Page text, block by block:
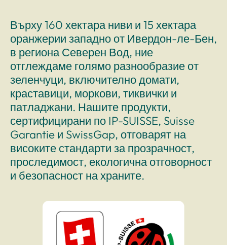
Върху 160 хектара ниви и 15 хектара
оранжерии западно от Ивердон-ле-Бен,
в региона Северен Вод, ние
отглеждаме голямо разнообразие от
зеленчуци, включително домати,
краставици, моркови, тиквички и
патладжани. Нашите продукти,
сертифицирани по IP-SUISSE, Suisse
Garantie и SwissGap, отговарят на
високите стандарти за прозрачност,
проследимост, екологична отговорност
и безопасност на храните.